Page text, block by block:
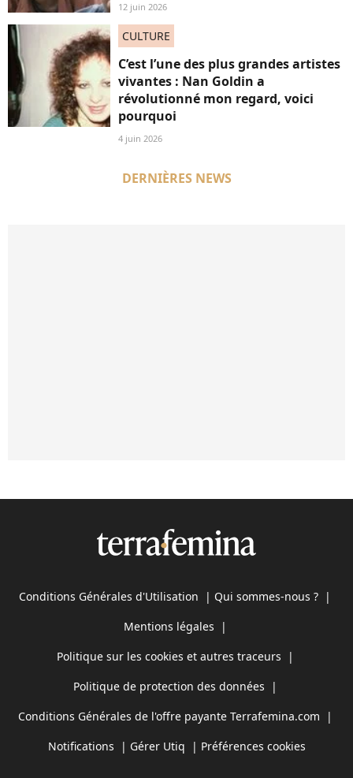
12 juin 2026
CULTURE
C’est l’une des plus grandes artistes
vivantes : Nan Goldin a
révolutionné mon regard, voici
pourquoi
4 juin 2026
DERNIÈRES NEWS
Conditions Générales d'Utilisation | Qui sommes-nous ? |
Mentions légales |
Politique sur les cookies et autres traceurs |
Politique de protection des données |
Conditions Générales de l'offre payante Terrafemina.com |
Notifications | Gérer Utiq | Préférences cookies